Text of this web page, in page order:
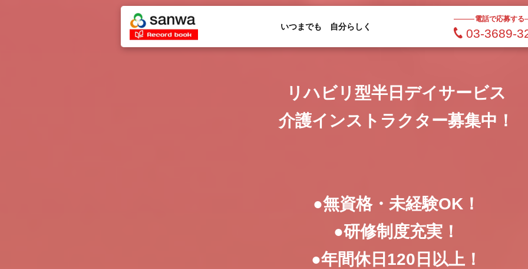
いつまでも 自分らしく
電話で応募する
03-3689-
リハビリ型半日デイサービス
介護インストラクター募集中！
●無資格・未経験OK！
●研修制度充実！
●年間休日120日以上！